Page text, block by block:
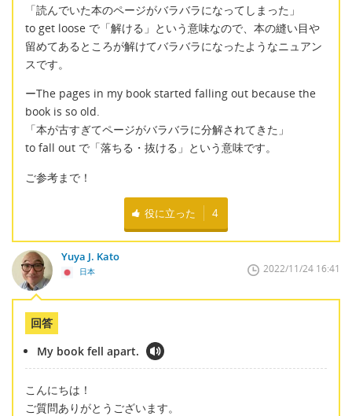
「読んでいた本のページがバラバラになってしまった」
to get loose で「解ける」という意味なので、本の縫い目や
留めてあるところが解けてバラバラになったようなニュアン
スです。
ーThe pages in my book started falling out because the
book is so old.
「本が古すぎてページがバラバラに分解されてきた」
to fall out で「落ちる・抜ける」という意味です。
ご参考まで！
役に立った 4
Yuya J. Kato
日本 2022/11/24 16:41
回答
My book fell apart.
こんにちは！
ご質問ありがとうございます。